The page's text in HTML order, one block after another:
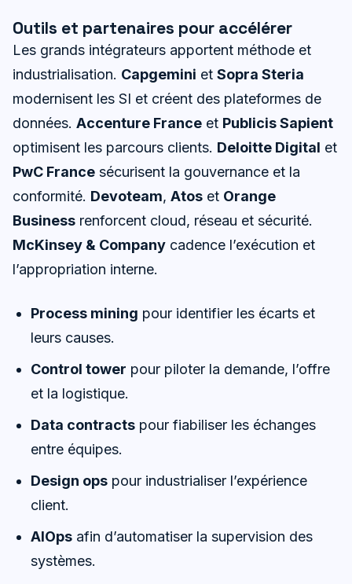
Outils et partenaires pour accélérer
Les grands intégrateurs apportent méthode et
industrialisation. Capgemini et Sopra Steria
modernisent les SI et créent des plateformes de
données. Accenture France et Publicis Sapient
optimisent les parcours clients. Deloitte Digital et
PwC France sécurisent la gouvernance et la
conformité. Devoteam, Atos et Orange
Business renforcent cloud, réseau et sécurité.
McKinsey & Company cadence l’exécution et
l’appropriation interne.
Process mining pour identifier les écarts et
leurs causes.
Control tower pour piloter la demande, l’offre
et la logistique.
Data contracts pour fiabiliser les échanges
entre équipes.
Design ops pour industrialiser l’expérience
client.
AIOps afin d’automatiser la supervision des
systèmes.